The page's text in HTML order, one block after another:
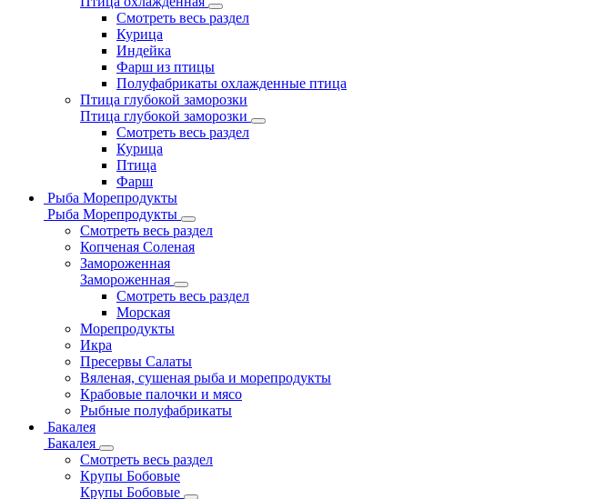
Смотреть весь раздел
Курица
Индейка
Фарш из птицы
Полуфабрикаты охлажденные птица
Птица глубокой заморозки
Птица глубокой заморозки
Смотреть весь раздел
Курица
Птица
Фарш
Рыба Морепродукты
Рыба Морепродукты
Смотреть весь раздел
Копченая Соленая
Замороженная
Замороженная
Смотреть весь раздел
Морская
Морепродукты
Икра
Пресервы Салаты
Вяленая, сушеная рыба и морепродукты
Крабовые палочки и мясо
Рыбные полуфабрикаты
Бакалея
Бакалея
Смотреть весь раздел
Крупы Бобовые
Крупы Бобовые